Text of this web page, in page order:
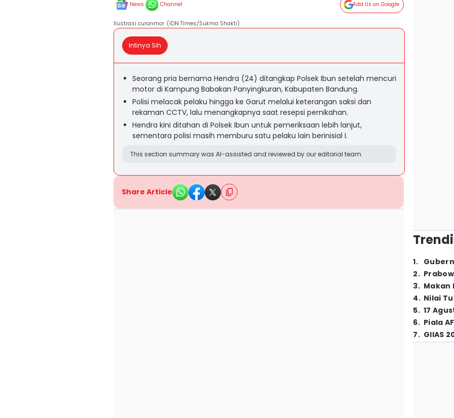
News Channel Add Us on Google
Ilustrasi curanmor. (IDN Times/Sukma Shakti)
Intinya Sih
Seorang pria bernama Hendra (24) ditangkap Polsek Ibun setelah mencuri
motor di Kampung Babakan Panyingkuran, Kabupaten Bandung.
Polisi melacak pelaku hingga ke Garut melalui keterangan saksi dan
rekaman CCTV, lalu menangkapnya saat resepsi pernikahan.
Hendra kini ditahan di Polsek Ibun untuk pemeriksaan lebih lanjut,
sementara polisi masih memburu satu pelaku lain berinisial I.
This section summary was AI-assisted and reviewed by our editorial team.
Share Article
1.
2.
3. Makan
4. Nilai
5. 17
6. Piala
7. GIIAS